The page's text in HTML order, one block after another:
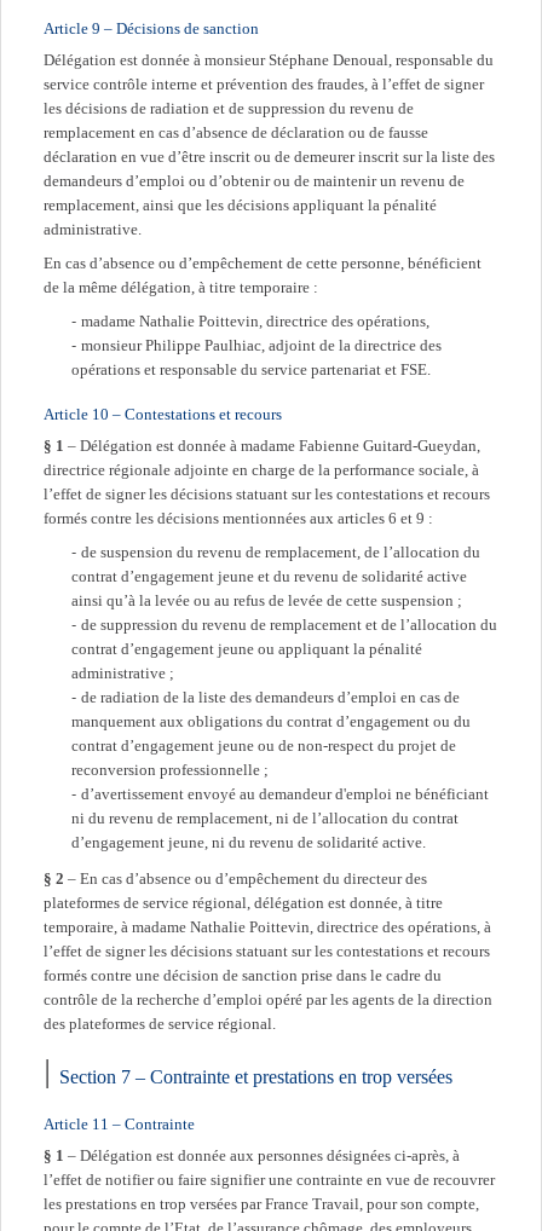
Article 9 – Décisions de sanction
Délégation est donnée à monsieur Stéphane Denoual, responsable du
service contrôle interne et prévention des fraudes, à l’effet de signer
les décisions de radiation et de suppression du revenu de
remplacement en cas d’absence de déclaration ou de fausse
déclaration en vue d’être inscrit ou de demeurer inscrit sur la liste des
demandeurs d’emploi ou d’obtenir ou de maintenir un revenu de
remplacement, ainsi que les décisions appliquant la pénalité
administrative.
En cas d’absence ou d’empêchement de cette personne, bénéficient
de la même délégation, à titre temporaire :
madame Nathalie Poittevin, directrice des opérations,
monsieur Philippe Paulhiac, adjoint de la directrice des
opérations et responsable du service partenariat et FSE.
Article 10 – Contestations et recours
§ 1 – Délégation est donnée à madame Fabienne Guitard-Gueydan,
directrice régionale adjointe en charge de la performance sociale, à
l’effet de signer les décisions statuant sur les contestations et recours
formés contre les décisions mentionnées aux articles 6 et 9 :
de suspension du revenu de remplacement, de l’allocation du
contrat d’engagement jeune et du revenu de solidarité active
ainsi qu’à la levée ou au refus de levée de cette suspension ;
de suppression du revenu de remplacement et de l’allocation du
contrat d’engagement jeune ou appliquant la pénalité
administrative ;
de radiation de la liste des demandeurs d’emploi en cas de
manquement aux obligations du contrat d’engagement ou du
contrat d’engagement jeune ou de non-respect du projet de
reconversion professionnelle ;
d’avertissement envoyé au demandeur d'emploi ne bénéficiant
ni du revenu de remplacement, ni de l’allocation du contrat
d’engagement jeune, ni du revenu de solidarité active.
§ 2 – En cas d’absence ou d’empêchement du directeur des
plateformes de service régional, délégation est donnée, à titre
temporaire, à madame Nathalie Poittevin, directrice des opérations, à
l’effet de signer les décisions statuant sur les contestations et recours
formés contre une décision de sanction prise dans le cadre du
contrôle de la recherche d’emploi opéré par les agents de la direction
des plateformes de service régional.
Section 7 – Contrainte et prestations en trop versées
Article 11 – Contrainte
§ 1 – Délégation est donnée aux personnes désignées ci-après, à
l’effet de notifier ou faire signifier une contrainte en vue de recouvrer
les prestations en trop versées par France Travail, pour son compte,